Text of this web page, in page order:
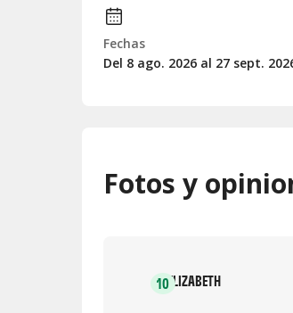
Fechas
Del 8 ago. 2026 al 27 sept.
Fotos y
10ELIZABETH